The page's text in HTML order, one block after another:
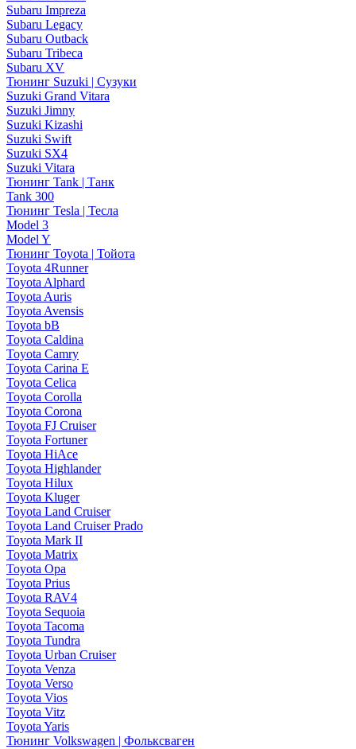
Subaru Impreza
Subaru Legacy
Subaru Outback
Subaru Tribeca
Subaru XV
Тюнинг Suzuki | Сузуки
Suzuki Grand Vitara
Suzuki Jimny
Suzuki Kizashi
Suzuki Swift
Suzuki SX4
Suzuki Vitara
Тюнинг Tank | Танк
Tank 300
Тюнинг Tesla | Тесла
Model 3
Model Y
Тюнинг Toyota | Тойота
Toyota 4Runner
Toyota Alphard
Toyota Auris
Toyota Avensis
Toyota bB
Toyota Caldina
Toyota Camry
Toyota Carina E
Toyota Celica
Toyota Corolla
Toyota Corona
Toyota FJ Cruiser
Toyota Fortuner
Toyota HiAce
Toyota Highlander
Toyota Hilux
Toyota Kluger
Toyota Land Cruiser
Toyota Land Cruiser Prado
Toyota Mark II
Toyota Matrix
Toyota Opa
Toyota Prius
Toyota RAV4
Toyota Sequoia
Toyota Tacoma
Toyota Tundra
Toyota Urban Cruiser
Toyota Venza
Toyota Verso
Toyota Vios
Toyota Vitz
Toyota Yaris
Тюнинг Volkswagen | Фольксваген